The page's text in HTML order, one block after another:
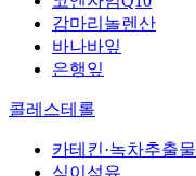
감마리놀렌산
바나바잎
은행잎
콜레스테롤
카테킨·녹차추출물
식이섬유